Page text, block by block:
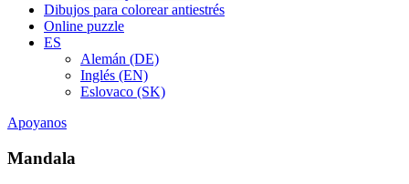
Dibujos para colorear antiestrés
Online puzzle
ES
Alemán (DE)
Inglés (EN)
Eslovaco (SK)
Apoyanos
Mandala